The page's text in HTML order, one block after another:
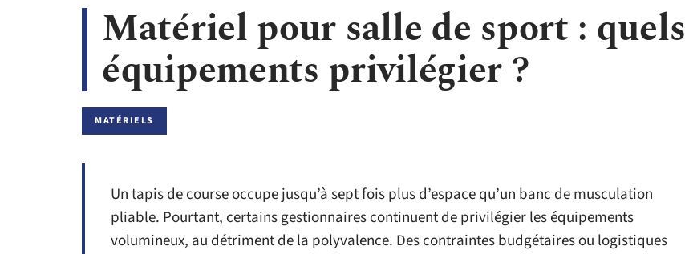
Matériel pour salle de sport : quels
équipements privilégier ?
MATÉRIELS
Un tapis de course occupe jusqu’à sept fois plus d’espace qu’un banc de musculation
pliable. Pourtant, certains gestionnaires continuent de privilégier les équipements
volumineux, au détriment de la polyvalence. Des contraintes budgétaires ou logistiques